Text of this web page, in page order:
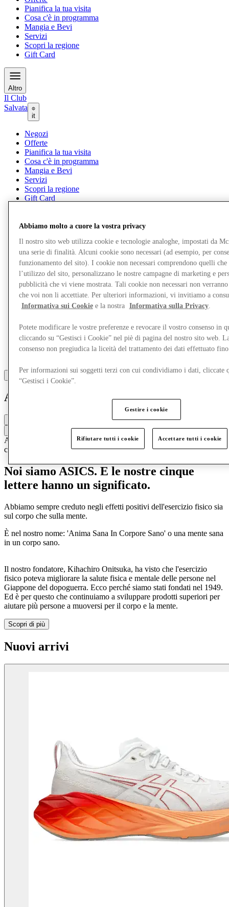
Pianifica la tua visita
Cosa c'è in programma
Mangia e Bevi
Servizi
Scopri la regione
Gift Card
Altro
Il Club
Salvata
it
Negozi
Offerte
Pianifica la tua visita
Cosa c'è in programma
Mangia e Bevi
Servizi
Scopri la regione
Gift Card
Altro
Asics
Abbigliamento Abbigliamento sportivo
Abbigliamento
casual
Sport all'aria aperta
Noi siamo ASICS. E le nostre cinque
lettere hanno un significato.
Abbiamo sempre creduto negli effetti positivi dell'esercizio fisico sia
sul corpo che sulla mente.
È nel nostro nome: 'Anima Sana In Corpore Sano' o una mente sana
in un corpo sano.
Il nostro fondatore, Kihachiro Onitsuka, ha visto che l'esercizio
fisico poteva migliorare la salute fisica e mentale delle persone nel
Giappone del dopoguerra. Ecco perché siamo stati fondati nel 1949.
Ed è per questo che continuiamo a sviluppare prodotti superiori per
aiutare più persone a muoversi per il corpo e la mente.
Scopri di più
Nuovi arrivi
Abbiamo molto a cuore la vostra privacy
Il nostro sito web utilizza cookie e tecnologie analoghe, impostati da
una serie di finalità. Alcuni cookie sono necessari (ad esempio, per
funzionamento del sito). I cookie non necessari comprendono quelli che
l’utilizzo del sito, personalizzano le nostre campagne di marketing e
pubblicità che vi viene mostrata. Tali cookie non necessari non
che voi non li accettiate. Per ulteriori informazioni, vi invitiamo a
Informativa sui Cookiee la nostra Informativa sulla Privacy.
Potete modificare le vostre preferenze e revocare il vostro consenso in
cliccando su “Gestisci i Cookie” nel piè di pagina del nostro sito web.
consenso non pregiudica la liceità del trattamento dei dati effettuato
Per informazioni sui soggetti terzi con cui condividiamo i dati, cliccate
“Gestisci i Cookie”.
Gestire i cookie
Rifiutare tutti i cookie Accettare tutti i cookie